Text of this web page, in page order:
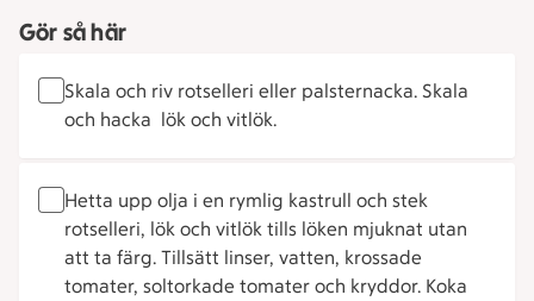
Gör så här
Skala och riv rotselleri eller palsternacka. Skala
och hacka lök och vitlök.
Hetta upp olja i en rymlig kastrull och stek
rotselleri, lök och vitlök tills löken mjuknat utan
att ta färg. Tillsätt linser, vatten, krossade
tomater, soltorkade tomater och kryddor. Koka